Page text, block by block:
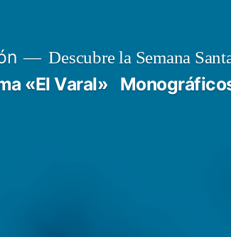
Descubre la Semana
«El Varal»